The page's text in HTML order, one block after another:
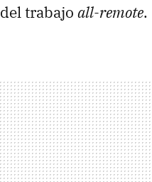
trabajo all-remote.